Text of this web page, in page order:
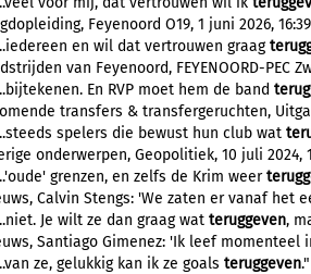
Feyenoord O19, 1 juni 2026,
en wil dat vertrouwen graag
van Feyenoord, FEYENOORD-PEC
En RVP moet hem de band
transfers & transfergeruchten,
spelers die bewust hun club wat
onderwerpen, Geopolitiek, 10 juli 2024,
grenzen, en zelfs de Krim weer
Calvin Stengs: 'We zaten er vanaf het
Je wilt ze dan graag wat teruggeven,
Santiago Gimenez: 'Ik leef momenteel
ze, gelukkig kan ik ze goals teruggeven